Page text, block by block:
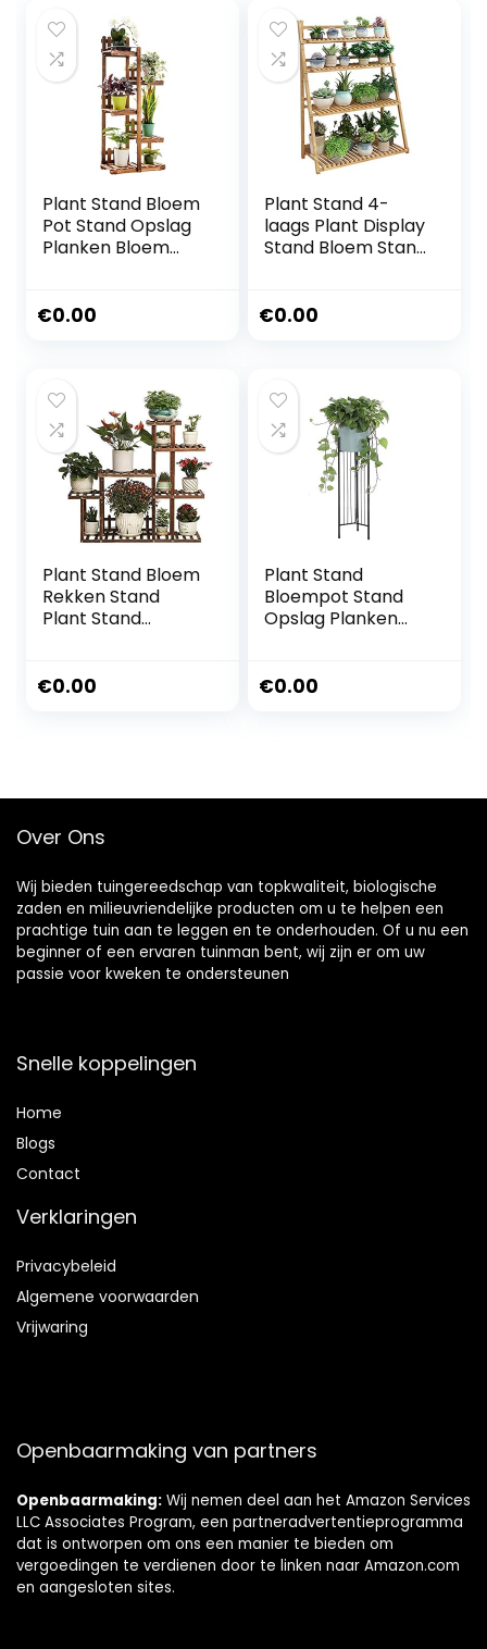
voorraad rek, holle
planken
Draagbare
Moderne Home
Decor voor Balkon
Outdoor
Woonkamer
Plant Stand Bloem
Pot Stand Opslag
Planken Bloem
Planten Pot
Boekenplank
Ideaal Tuinhouders
Gift voor Indoor
Tuin Decor Living
Ro
€0.00
Plant Stand 4-
laags Plant Display
Stand Bloem Stand
Trappenkast
(Breedte Kleur)
Multilayer
€0.00
Plant Stand Bloem
Rekken Stand
Plant Stand
Ingemaakte Rack
Display Plank
€0.00
Plant Stand
Bloempot Stand
Opslag Planken
Potted Rack
Woonkamer
€0.00
Over Ons
Wij bieden tuingereedschap van topkwaliteit, biologische
zaden en milieuvriendelijke producten om u te helpen een
prachtige tuin aan te leggen en te onderhouden. Of u nu een
beginner of een ervaren tuinman bent, wij zijn er om uw
passie voor kweken te ondersteunen
Snelle koppelingen
Home
Blogs
Contact
Verklaringen
Privacybeleid
Algemene voorwaarden
Vrijwaring
Openbaarmaking van partners
Openbaarmaking: Wij nemen deel aan het Amazon Services
LLC Associates Program, een partneradvertentieprogramma
dat is ontworpen om ons een manier te bieden om
vergoedingen te verdienen door te linken naar Amazon.com
en aangesloten sites.